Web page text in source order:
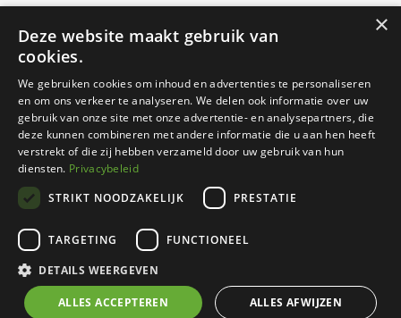
Klantenservice
Openingsuren
Informatie
Contact
×
Deze website maakt gebruik van
cookies.
We gebruiken cookies om inhoud en advertenties te personaliseren
en om ons verkeer te analyseren. We delen ook informatie over uw
gebruik van onze site met onze advertentie- en analysepartners, die
deze kunnen combineren met andere informatie die u aan hen heeft
verstrekt of die zij hebben verzameld door uw gebruik van hun
diensten. Privacybeleid
STRIKT NOODZAKELIJK
PRESTATIE
TARGETING FUNCTIONEEL
DETAILS WEERGEVEN
ALLES ACCEPTEREN ALLES AFWIJZEN